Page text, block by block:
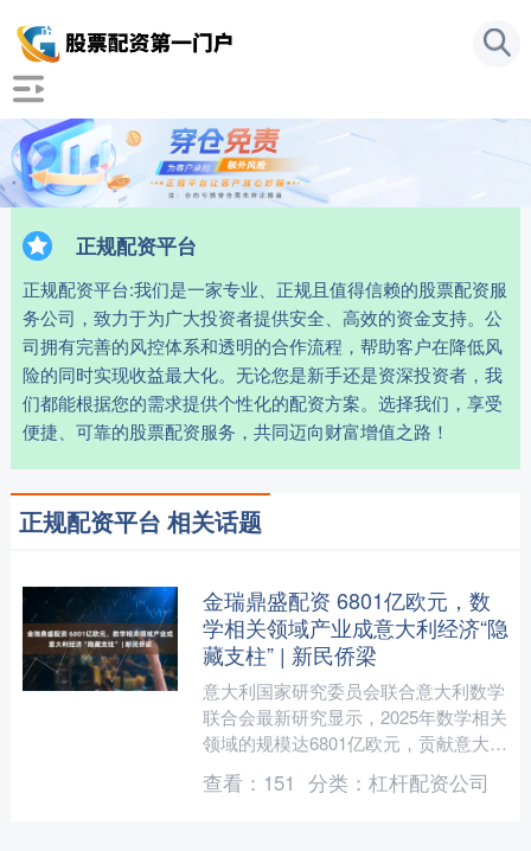
正规配资平台
正规配资平台:我们是一家专业、正规且值得信赖的股票配资服
务公司，致力于为广大投资者提供安全、高效的资金支持。公
司拥有完善的风控体系和透明的合作流程，帮助客户在降低风
险的同时实现收益最大化。无论您是新手还是资深投资者，我
们都能根据您的需求提供个性化的配资方案。选择我们，享受
便捷、可靠的股票配资服务，共同迈向财富增值之路！
正规配资平台 相关话题
金瑞鼎盛配资 6801亿欧元，数
学相关领域产业成意大利经济“隐
藏支柱” | 新民侨梁
意大利国家研究委员会联合意大利数学
联合会最新研究显示，2025年数学相关
领域的规模达6801亿欧元，贡献意大利
34%的国内生产总值附加值，体量与工
业及制造业持平....
查看： 151 分类： 杠杆配资公司